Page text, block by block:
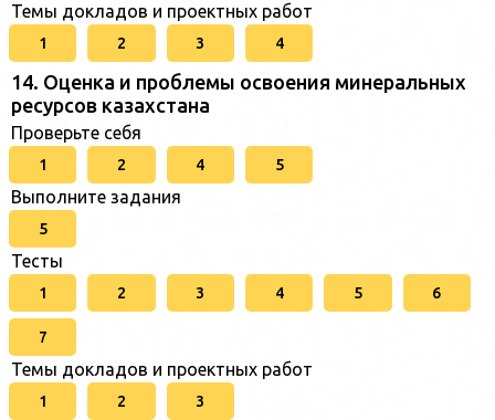
Темы докладов и проектных работ
1 2 3 4
14. Оценка и проблемы освоения минеральных
ресурсов казахстана
Проверьте себя
1 2 4 5
Выполните задания
5
Тесты
1 2 3 4 5 6
7
Темы докладов и проектных работ
1 2 3